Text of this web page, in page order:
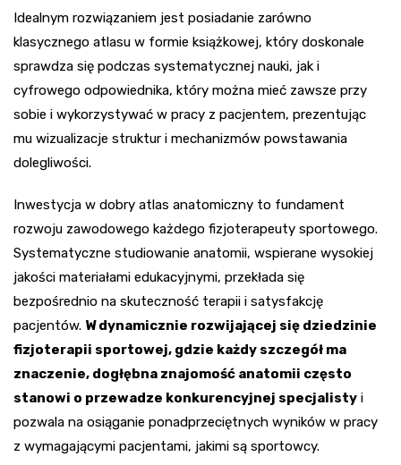
Idealnym rozwiązaniem jest posiadanie zarówno
klasycznego atlasu w formie książkowej, który doskonale
sprawdza się podczas systematycznej nauki, jak i
cyfrowego odpowiednika, który można mieć zawsze przy
sobie i wykorzystywać w pracy z pacjentem, prezentując
mu wizualizacje struktur i mechanizmów powstawania
dolegliwości.
Inwestycja w dobry atlas anatomiczny to fundament
rozwoju zawodowego każdego fizjoterapeuty sportowego.
Systematyczne studiowanie anatomii, wspierane wysokiej
jakości materiałami edukacyjnymi, przekłada się
bezpośrednio na skuteczność terapii i satysfakcję
pacjentów. W dynamicznie rozwijającej się dziedzinie
fizjoterapii sportowej, gdzie każdy szczegół ma
znaczenie, dogłębna znajomość anatomii często
stanowi o przewadze konkurencyjnej specjalisty i
pozwala na osiąganie ponadprzeciętnych wyników w pracy
z wymagającymi pacjentami, jakimi są sportowcy.